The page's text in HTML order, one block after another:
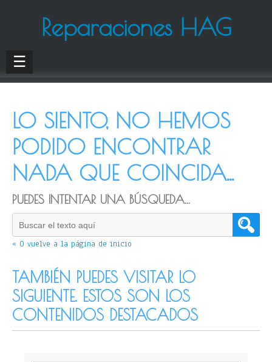
Reparaciones HAG
☰
LO SIENTO, NO HEMOS
PODIDO ENCONTRAR
NADA QUE COINCIDA...
PUEDES INTENTAR UNA BÚSQUEDA...
« O vuelve a la página de inicio
TAMBIÉN PUEDES VISITAR LO
SIGUIENTE. ESTOS SON LOS
CONTENIDOS DESTACADOS